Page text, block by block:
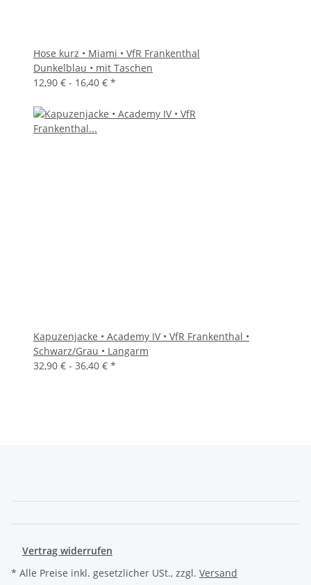
Hose kurz • Miami • VfR Frankenthal
Dunkelblau • mit Taschen
12,90 € - 16,40 € *
Kapuzenjacke • Academy IV • VfR Frankenthal •
Schwarz/Grau • Langarm
32,90 € - 36,40 € *
Vertrag widerrufen
* Alle Preise inkl. gesetzlicher USt., zzgl. Versand